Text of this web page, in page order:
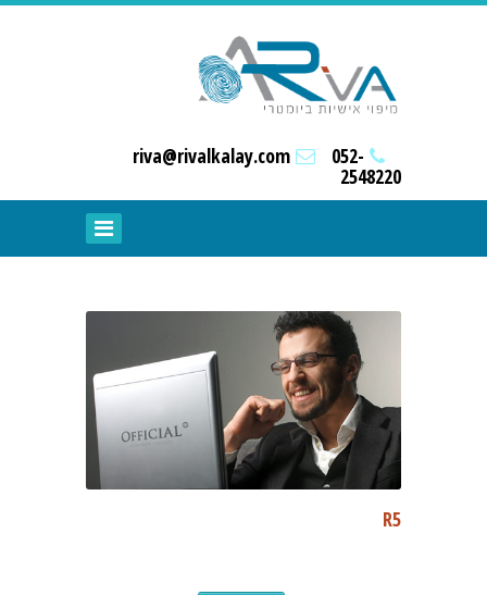
riva@rivalkalay.com 052-
2548220
R5